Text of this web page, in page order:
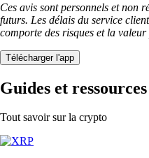
Ces avis sont personnels et non
futurs. Les délais du service
comporte des risques et la
Télécharger l'app
Guides et ressources
Tout savoir sur la crypto